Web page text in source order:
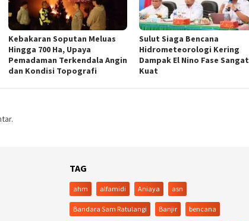
Kebakaran Soputan Meluas
Hingga 700 Ha, Upaya
Pemadaman Terkendala Angin
dan Kondisi Topografi
Sulut Siaga Bencana
Hidrometeorologi Kering
Dampak El Nino Fase Sangat
Kuat
TAG
ahm alfamidi Aniaya asn
Bandara Sam Ratulangi Banjir bencana